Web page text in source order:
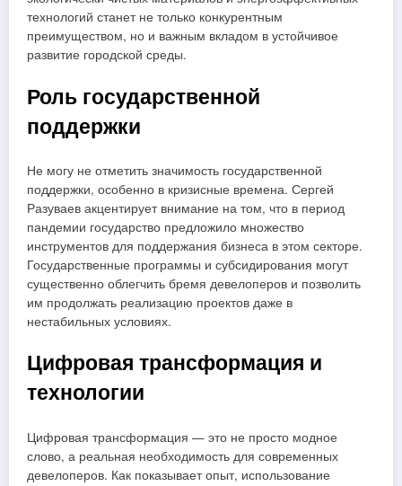
технологий станет не только конкурентным
преимуществом, но и важным вкладом в устойчивое
развитие городской среды.
Роль государственной
поддержки
Не могу не отметить значимость государственной
поддержки, особенно в кризисные времена. Сергей
Разуваев акцентирует внимание на том, что в период
пандемии государство предложило множество
инструментов для поддержания бизнеса в этом секторе.
Государственные программы и субсидирования могут
существенно облегчить бремя девелоперов и позволить
им продолжать реализацию проектов даже в
нестабильных условиях.
Цифровая трансформация и
технологии
Цифровая трансформация — это не просто модное
слово, а реальная необходимость для современных
девелоперов. Как показывает опыт, использование